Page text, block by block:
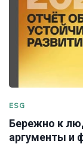
ESG
Бережно к
аргументы и